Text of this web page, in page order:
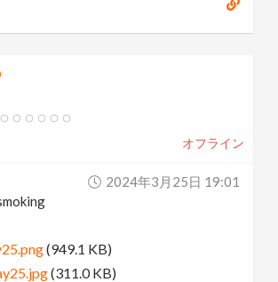
オフライン
2024年3月25日 19:01
(949.1 KB)
(311.0 KB)